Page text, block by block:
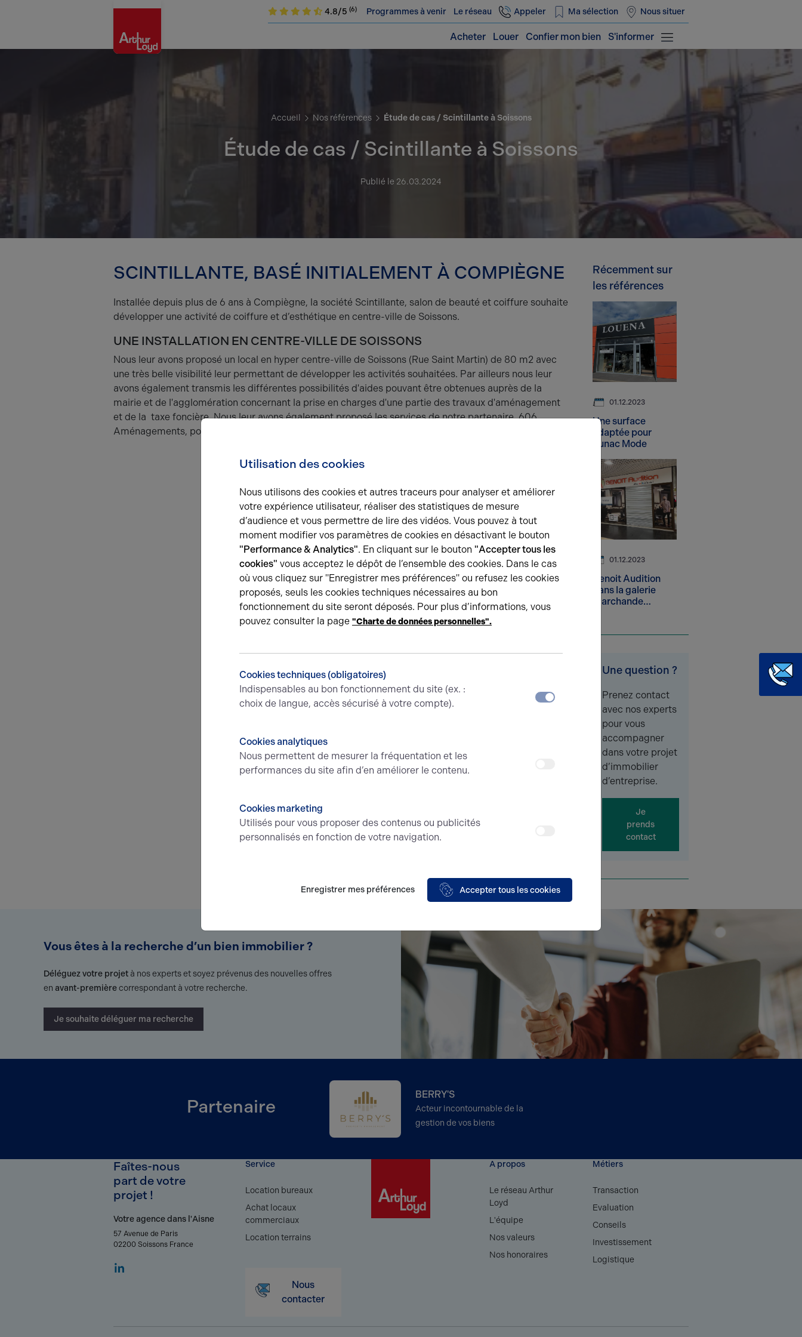
4.8/5 (6) Programmes à venir Le réseau Appeler Ma sélection Nous situer
Acheter Louer S'informer
Confier mon bien
Accueil Nos références Étude de cas / Scintillante à Soissons
Étude de cas / Scintillante à Soissons
Publié le 26.03.2024
SCINTILLANTE, BASÉ INITIALEMENT À COMPIÈGNE
Installée depuis plus de 6 ans à Compiègne, la société Scintillante, salon de beauté et coiffure souhaite
développer une activité de coiffure et d’esthétique en centre-ville de Soissons.
UNE INSTALLATION EN CENTRE-VILLE DE SOISSONS
Nous leur avons proposé un local en hyper centre-ville de Soissons (Rue Saint Martin) de 80 m2 avec
une très belle visibilité leur permettant de développer les activités souhaitées. Par ailleurs nous leur
avons également transmis les différentes possibilités d'aides pouvant être obtenues auprès de la
mairie et de l'agglomération concernant la prise en charges d'une partie des travaux d'aménagement
et de la taxe foncière. Nous leur avons également proposé les services de notre partenaire, 606
Aménagements, pour l'aménagement intérieur.
Récemment sur
les références
01.12.2023
Une surface
adaptée pour
Lunac Mode
01.12.2023
Benoit Audition
dans la galerie
marchande
Une question ?
Prenez contact
avec nos experts
pour vous
accompagner
dans votre projet
d’immobilier
d’entreprise.
Je
prends
contact
Vous êtes à la recherche d’un bien immobilier ?
Déléguez votre projetà nos experts et soyez prévenus des nouvelles offres
en avant-premièrecorrespondant à votre recherche.
Je souhaite déléguer ma recherche
Partenaire
BERRY'S
Acteur incontournable de la
gestion de vos biens
Faîtes-nous
part de votre
projet !
Votre agence dans l'Aisne
57 Avenue de Paris
02200 Soissons France
Service
Location bureaux
Achat locaux
commerciaux
Location terrains
Nous
contacter
A propos
Le réseau Arthur
Loyd
L'équipe
Nos valeurs
Nos honoraires
Métiers
Transaction
Evaluation
Conseils
Investissement
Logistique
Utilisation des cookies
Nous utilisons des cookies et autres traceurs pour analyser et améliorer
votre expérience utilisateur, réaliser des statistiques de mesure
d’audience et vous permettre de lire des vidéos. Vous pouvez à tout
moment modifier vos paramètres de cookies en désactivant le bouton
"Performance & Analytics". En cliquant sur le bouton "Accepter tous les
cookies" vous acceptez le dépôt de l’ensemble des cookies. Dans le cas
où vous cliquez sur "Enregistrer mes préférences" ou refusez les cookies
proposés, seuls les cookies techniques nécessaires au bon
fonctionnement du site seront déposés. Pour plus d’informations, vous
pouvez consulter la page "Charte de données personnelles".
Cookies techniques (obligatoires)
Indispensables au bon fonctionnement du site (ex. :
choix de langue, accès sécurisé à votre compte).
Cookies analytiques
Nous permettent de mesurer la fréquentation et les
performances du site afin d’en améliorer le contenu.
Cookies marketing
Utilisés pour vous proposer des contenus ou publicités
personnalisés en fonction de votre navigation.
Enregistrer mes préférences Accepter tous les cookies